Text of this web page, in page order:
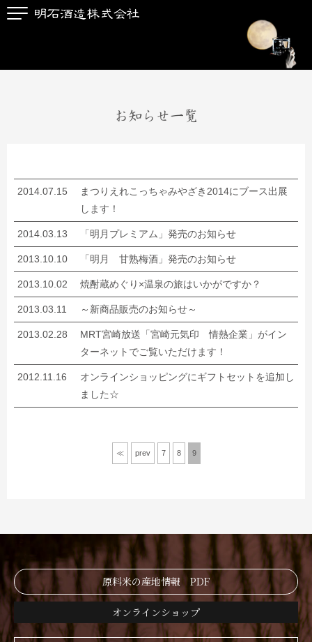
お知らせ一覧
2014.07.15
まつりえれこっちゃみやざき2014にブース出展
します！
2014.03.13 「明月プレミアム」発売のお知らせ
2013.10.10 「明月 甘熟梅酒」発売のお知らせ
2013.10.02 焼酎蔵めぐり×温泉の旅はいかがですか？
2013.03.11 ～新商品販売のお知らせ～
2013.02.28
MRT宮崎放送「宮崎元気印 情熱企業」がイン
ターネットでご覧いただけます！
2012.11.16
オンラインショッピングにギフトセットを追加し
ました☆
≪ prev 7 8 9
原料米の産地情報 PDF
オンラインショップ